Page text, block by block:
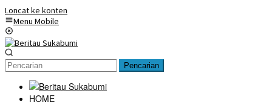
Loncat ke konten
Menu Mobile
Pencarian
HOME